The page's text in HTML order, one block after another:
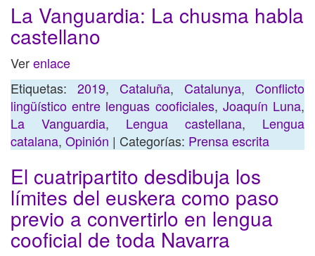
La Vanguardia: La chusma habla
castellano
Verenlace
Etiquetas: 2019, Cataluña, Catalunya, Conflicto
lingüístico entre lenguas cooficiales, Joaquín Luna,
La Vanguardia, Lengua castellana, Lengua
catalana, Opinión | Categorías: Prensa escrita
El cuatripartito desdibuja los
límites del euskera como paso
previo a convertirlo en lengua
cooficial de toda Navarra